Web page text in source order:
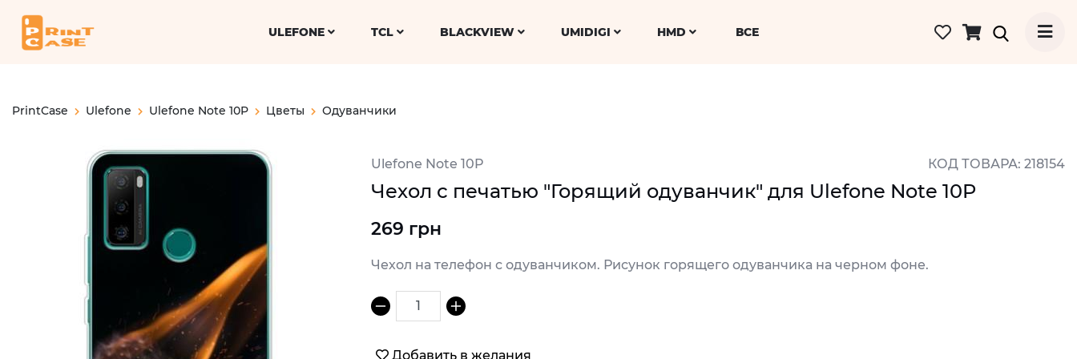
ULEFONE TCL BLACKVIEW UMIDIGI HMD ВСЕ
PrintCase Ulefone Ulefone Note 10P Цветы Одуванчики
Ulefone Note 10P КОД ТОВАРА: 218154
Чехол с печатью "Горящий одуванчик" для Ulefone Note 10P
269 грн
Чехол на телефон с одуванчиком. Рисунок горящего одуванчика на черном фоне.
1
Добавить в желания